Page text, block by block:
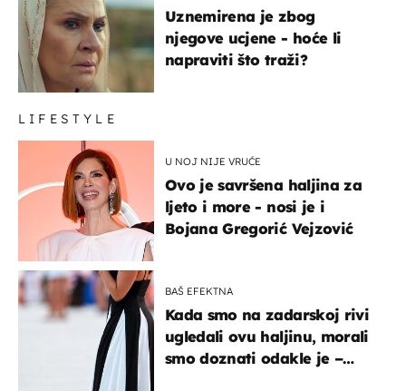
Uznemirena je zbog
njegove ucjene - hoće li
napraviti što traži?
LIFESTYLE
U NOJ NIJE VRUĆE
Ovo je savršena haljina za
ljeto i more - nosi je i
Bojana Gregorić Vejzović
BAŠ EFEKTNA
Kada smo na zadarskoj rivi
ugledali ovu haljinu, morali
smo doznati odakle je –